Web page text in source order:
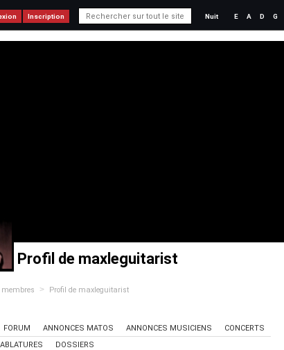
Inscription Nuit E A D G
Profil de maxleguitarist
> Profil de maxleguitarist
FORUM ANNONCES MATOS ANNONCES MUSICIENS
CONCERTS
DOSSIERS